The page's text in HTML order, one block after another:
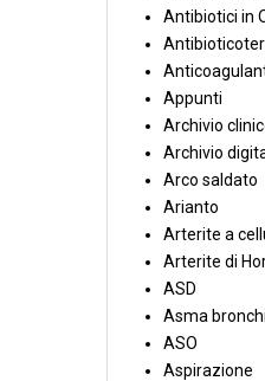
Antibiotici in
Appunti
Archivio
Archivio
Arco saldato
Arianto
Arterite a
Arterite di
ASD
Asma
ASO
Aspirazione